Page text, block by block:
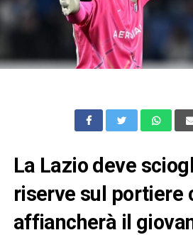
La Lazio deve
riserve sul portiere
affiancherà il